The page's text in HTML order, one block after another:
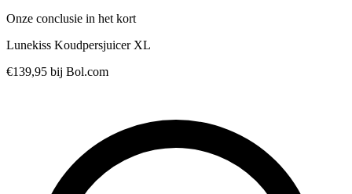
Onze conclusie in het kort
Lunekiss Koudpersjuicer XL
€139,95 bij Bol.com